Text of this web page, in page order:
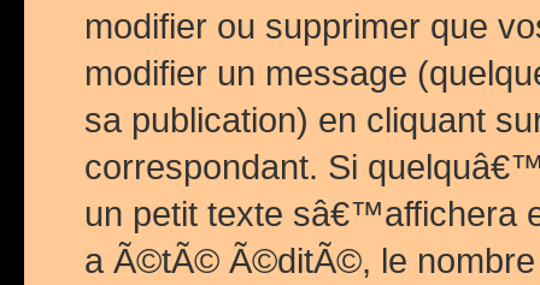
modifier ou supprimer que
modifier un message
sa publication) en cliquant
correspondant. Si
un petit texte sâ€™affichera
a Ã©tÃ© Ã©ditÃ©, le